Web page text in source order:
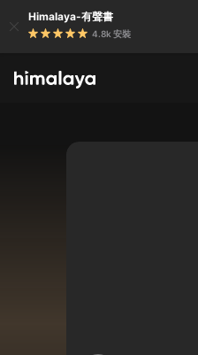
Himalaya-有聲書
4.8k 安裝